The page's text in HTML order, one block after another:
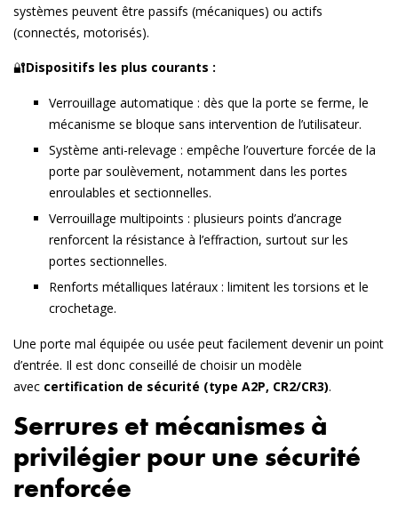
systèmes peuvent être passifs (mécaniques) ou actifs
(connectés, motorisés).
🔐Dispositifs les plus courants :
Verrouillage automatique : dès que la porte se ferme, le
mécanisme se bloque sans intervention de l’utilisateur.
Système anti-relevage : empêche l’ouverture forcée de la
porte par soulèvement, notamment dans les portes
enroulables et sectionnelles.
Verrouillage multipoints : plusieurs points d’ancrage
renforcent la résistance à l’effraction, surtout sur les
portes sectionnelles.
Renforts métalliques latéraux : limitent les torsions et le
crochetage.
Une porte mal équipée ou usée peut facilement devenir un point
d’entrée. Il est donc conseillé de choisir un modèle
avec certification de sécurité (type A2P, CR2/CR3).
Serrures et mécanismes à
privilégier pour une sécurité
renforcée